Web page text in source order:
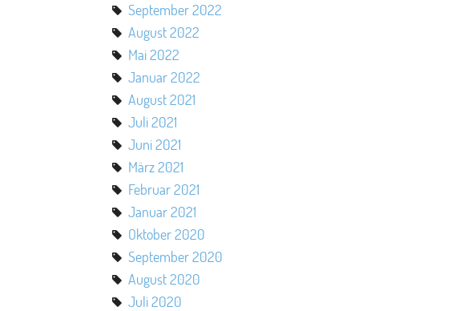
September 2022
August 2022
Mai 2022
Januar 2022
August 2021
Juli 2021
Juni 2021
März 2021
Februar 2021
Januar 2021
Oktober 2020
September 2020
August 2020
Juli 2020